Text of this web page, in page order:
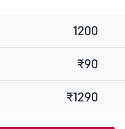
1200
₹90
₹1290